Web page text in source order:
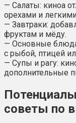
— Салаты: киноа
орехами и
— Завтраки:
фруктам и мёду.
— Основные
с рыбой, птицей
— Супы и рагу:
дополнительные
советы по